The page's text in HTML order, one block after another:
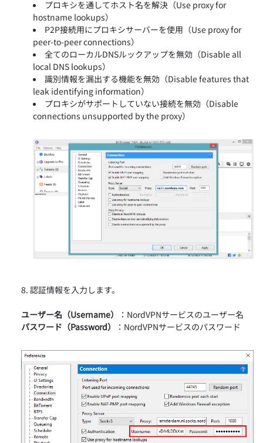
プロキシを通してホスト名を解決（Use proxy for
hostname lookups）
P2P接続用にプロキシサーバーを使用（Use proxy for
peer-to-peer connections）
全てのローカルDNSルックアップを無効（Disable all
local DNS lookups）
識別情報を漏出する機能を無効（Disable features that
leak identifying information）
プロキシがサポートしていない接続を無効（Disable
connections unsupported by the proxy）
認証情報を入力します。
ユーザー名（Username）
：NordVPNサービスのユーザー名
パスワード（Password）
：NordVPNサービスのパスワード